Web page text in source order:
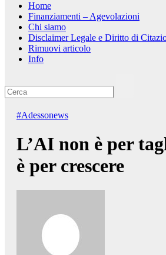
Home
Finanziamenti – Agevolazioni
Chi siamo
Disclaimer Legale e Diritto di
Rimuovi articolo
Info
#Adessonews
L’AI non è per
è per crescere